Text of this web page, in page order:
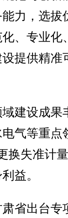
力，选拔
、专业化
提供精准
建设成果
气等重点
换失准计
益。
省出台专